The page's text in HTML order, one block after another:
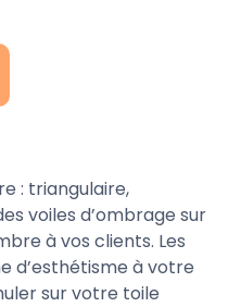
: triangulaire,
voiles d’ombrage sur
à vos clients. Les
d’esthétisme à votre
sur votre toile